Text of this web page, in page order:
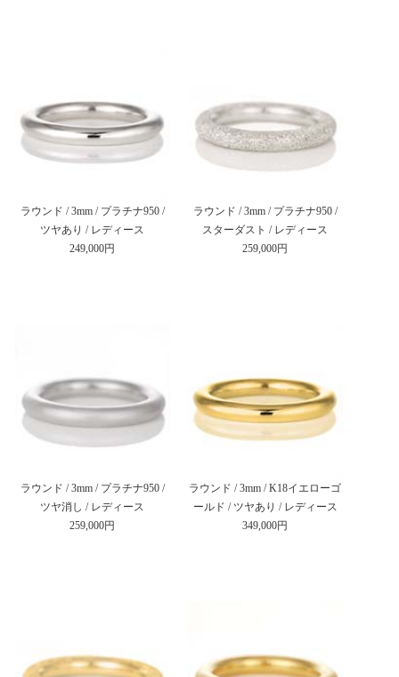
ラウンド / 3mm / プラチナ950 /
ツヤあり / レディース
249,000円
ラウンド / 3mm / プラチナ950 /
スターダスト / レディース
259,000円
ラウンド / 3mm / プラチナ950 /
ツヤ消し / レディース
259,000円
ラウンド / 3mm / K18イエローゴ
ールド / ツヤあり / レディース
349,000円